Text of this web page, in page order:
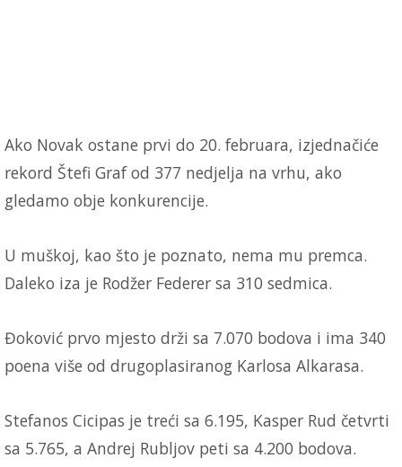
Ako Novak ostane prvi do 20. februara, izjednačiće
rekord Štefi Graf od 377 nedjelja na vrhu, ako
gledamo obje konkurencije.
U muškoj, kao što je poznato, nema mu premca.
Daleko iza je Rodžer Federer sa 310 sedmica.
Đoković prvo mjesto drži sa 7.070 bodova i ima 340
poena više od drugoplasiranog Karlosa Alkarasa.
Stefanos Cicipas je treći sa 6.195, Kasper Rud četvrti
sa 5.765, a Andrej Rubljov peti sa 4.200 bodova.